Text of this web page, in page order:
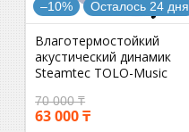
–10% Осталось 24 дня
Влаготермостойкий
акустический динамик
Steamtec TOLO-Music
70 000 ₸
63 000 ₸